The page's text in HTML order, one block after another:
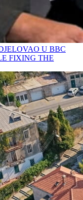
U BBC
FIXING THE